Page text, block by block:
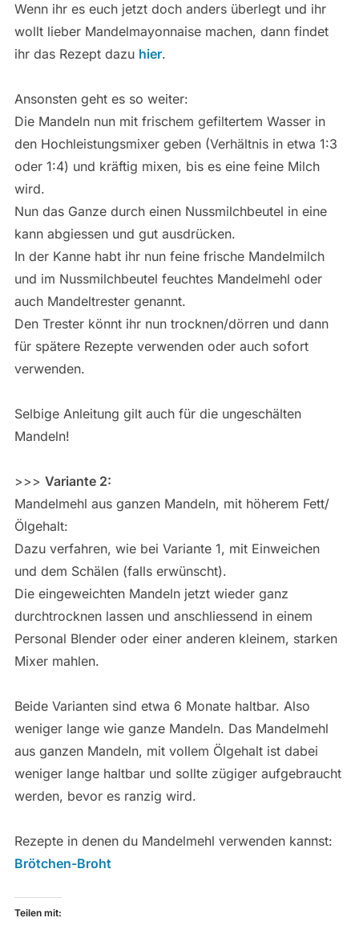
Wenn ihr es euch jetzt doch anders überlegt und ihr
wollt lieber Mandelmayonnaise machen, dann findet
ihr das Rezept dazu hier.
Ansonsten geht es so weiter:
Die Mandeln nun mit frischem gefiltertem Wasser in
den Hochleistungsmixer geben (Verhältnis in etwa 1:3
oder 1:4) und kräftig mixen, bis es eine feine Milch
wird.
Nun das Ganze durch einen Nussmilchbeutel in eine
kann abgiessen und gut ausdrücken.
In der Kanne habt ihr nun feine frische Mandelmilch
und im Nussmilchbeutel feuchtes Mandelmehl oder
auch Mandeltrester genannt.
Den Trester könnt ihr nun trocknen/dörren und dann
für spätere Rezepte verwenden oder auch sofort
verwenden.
Selbige Anleitung gilt auch für die ungeschälten
Mandeln!
>>> Variante 2:
Mandelmehl aus ganzen Mandeln, mit höherem Fett/
Ölgehalt:
Dazu verfahren, wie bei Variante 1, mit Einweichen
und dem Schälen (falls erwünscht).
Die eingeweichten Mandeln jetzt wieder ganz
durchtrocknen lassen und anschliessend in einem
Personal Blender oder einer anderen kleinem, starken
Mixer mahlen.
Beide Varianten sind etwa 6 Monate haltbar. Also
weniger lange wie ganze Mandeln. Das Mandelmehl
aus ganzen Mandeln, mit vollem Ölgehalt ist dabei
weniger lange haltbar und sollte zügiger aufgebraucht
werden, bevor es ranzig wird.
Rezepte in denen du Mandelmehl verwenden kannst:
Brötchen-Broht
Teilen mit: